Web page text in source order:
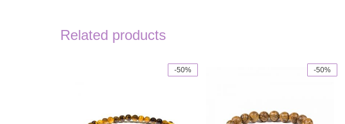
Related products
-50% -50%